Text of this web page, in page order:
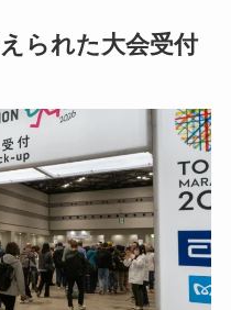
られた大会受付